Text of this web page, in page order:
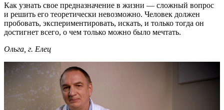
Как узнать свое предназначение в жизни — сложный вопрос
и решить его теоретически невозможно. Человек должен
пробовать, экспериментировать, искать, и только тогда он
достигнет всего, о чем только можно было мечтать.
Ольга, г. Елец